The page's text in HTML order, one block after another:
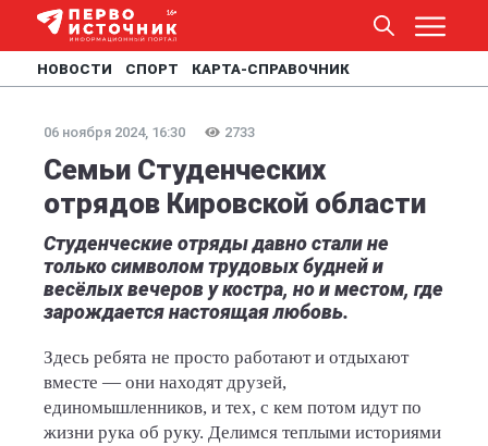
НОВОСТИ СПОРТ КАРТА-СПРАВОЧНИК
06 ноября 2024, 16:30 2733
Семьи Студенческих
отрядов Кировской области
Студенческие отряды давно стали не
только символом трудовых будней и
весёлых вечеров у костра, но и местом, где
зарождается настоящая любовь.
Здесь ребята не просто работают и отдыхают
вместе — они находят друзей,
единомышленников, и тех, с кем потом идут по
жизни рука об руку. Делимся теплыми историями